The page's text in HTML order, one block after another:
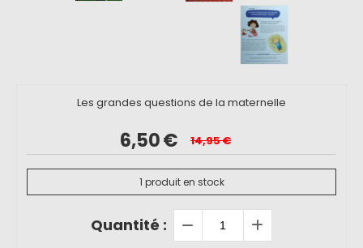
Les grandes questions de la maternelle
6,50€ 14,95€
1 produit en stock
Quantité :